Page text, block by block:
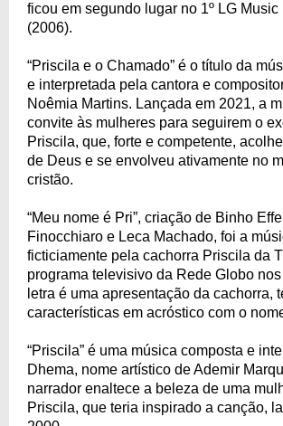
ficou em segundo lugar no 1º LG Music
(2006).
“Priscila e o Chamado” é o título da
e interpretada pela cantora e
Noêmia Martins. Lançada em 2021, a
convite às mulheres para seguirem o
Priscila, que, forte e competente,
de Deus e se envolveu ativamente no
cristão.
“Meu nome é Pri”, criação de Binho
Finocchiaro e Leca Machado, foi a
ficticiamente pela cachorra Priscila da
programa televisivo da Rede Globo
letra é uma apresentação da cachorra,
características em acróstico com o
“Priscila” é uma música composta e
Dhema, nome artístico de Ademir
narrador enaltece a beleza de uma
Priscila, que teria inspirado a canção,